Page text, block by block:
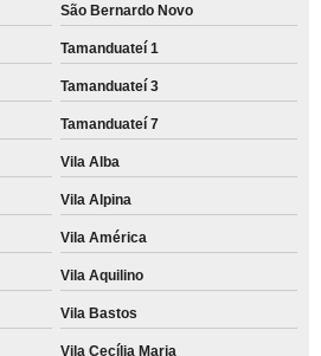
São Bernardo Novo
Tamanduateí 1
Tamanduateí 3
Tamanduateí 7
Vila Alba
Vila Alpina
Vila América
Vila Aquilino
Vila Bastos
Vila Cecília Maria